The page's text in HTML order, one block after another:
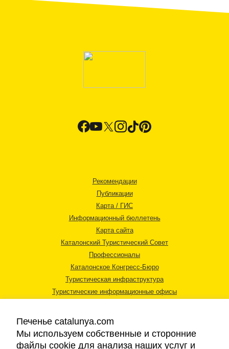
Рекомендации
Публикации
Карта / ГИС
Информационный бюллетень
Карта сайта
Каталонский Туристический Совет
Профессионалы
Каталонское Конгресс-Бюро
Туристическая инфраструктура
Туристические информационные офисы
Печенье catalunya.com
Мы используем собственные и сторонние
файлы cookie для анализа наших услуг и